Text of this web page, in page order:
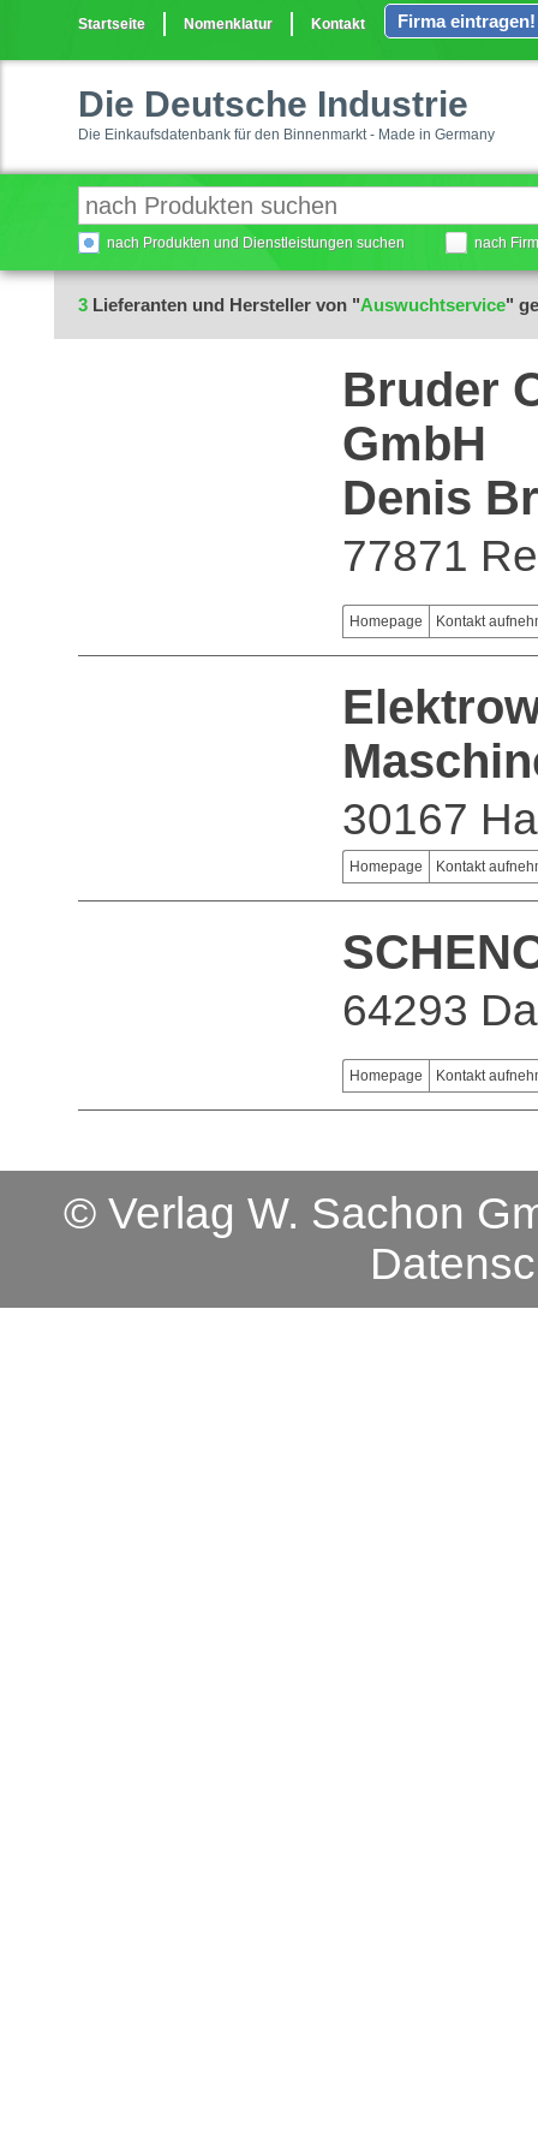
Startseite Nomenklatur Kontakt Firma eintragen!
Die Deutsche Industrie
Die Einkaufsdatenbank für den Binnenmarkt - Made in Germany
nach Produkten und Dienstleistungen suchen nach
3 Lieferanten und Hersteller von "Auswuchtservice"
Bruder
GmbH
Denis
77871
Homepage Kontakt
30167
Homepage Kontakt
64293
Homepage Kontakt
© Verlag W. Sachon